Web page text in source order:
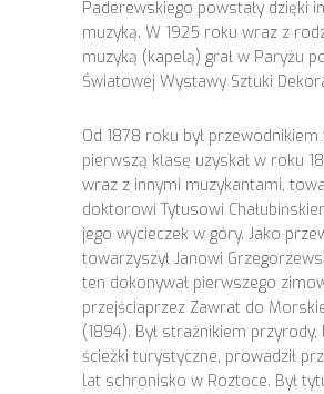
Paderewskiego powstały dzięki
muzyką. W 1925 roku wraz z
muzyką (kapelą) grał w Paryżu
Światowej Wystawy Sztuki
Od 1878 roku był
pierwszą klasę uzyskał w roku
wraz z innymi muzykantami,
doktorowi Tytusowi
jego wycieczek w góry. Jako
towarzyszył Janowi
ten dokonywał pierwszego
przejściaprzez Zawrat do
(1894). Był strażnikiem przyrody,
ścieżki turystyczne, prowadził
lat schronisko w Roztoce. Był